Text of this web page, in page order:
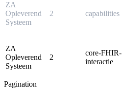
ZA
Opleverend
Systeem
2 capabilities
ZA
Opleverend
Systeem
2
core-FHIR-
interactie
Pagination